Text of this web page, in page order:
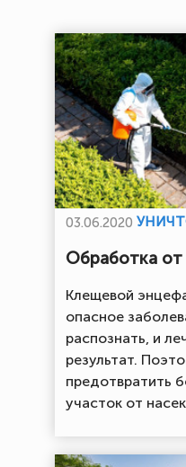
03.06.2020
Обработка
Клещевой
опасное
распознать, и
результат.
предотвратить
участок от